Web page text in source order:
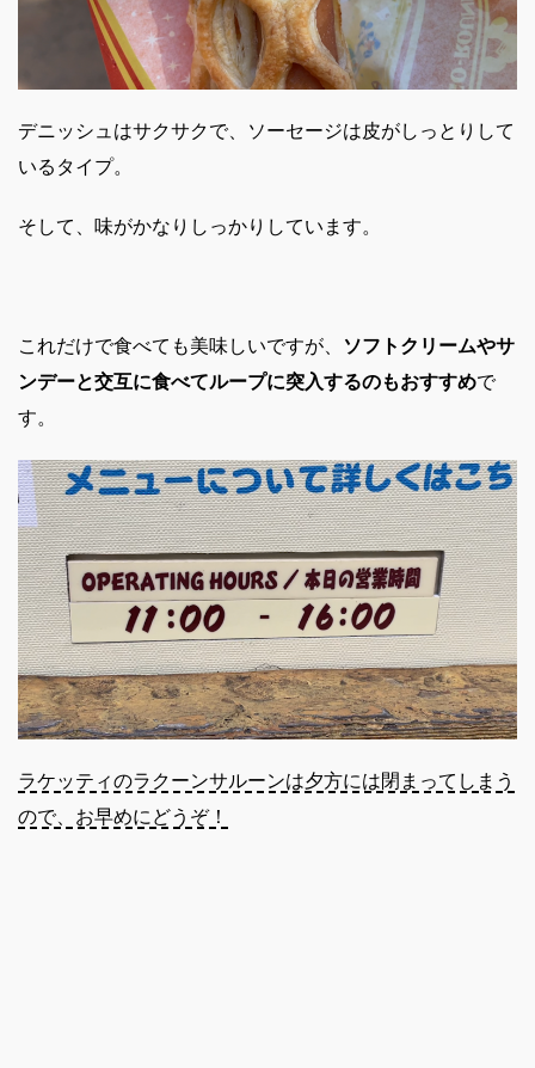
デニッシュはサクサクで、ソーセージは皮がしっとりして
いるタイプ。
そして、味がかなりしっかりしています。
これだけで食べても美味しいですが、
ソフトクリームやサ
ンデーと交互に食べてループに突入するのもおすすめで
す。
ラケッティのラクーンサルーンは夕方には閉まってしまう
ので、お早めにどうぞ！